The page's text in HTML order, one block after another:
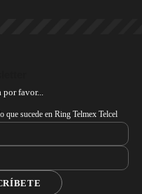
por favor...
que sucede en Ring Telmex Telcel